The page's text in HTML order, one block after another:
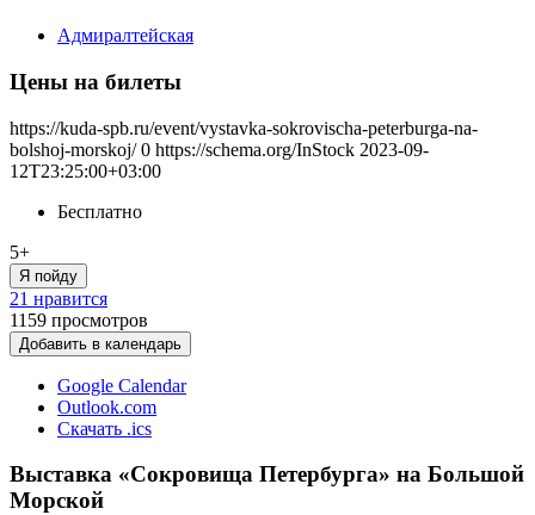
Адмиралтейская
Цены на билеты
https://kuda-spb.ru/event/vystavka-sokrovischa-peterburga-na-
bolshoj-morskoj/ 0 https://schema.org/InStock 2023-09-
12T23:25:00+03:00
Бесплатно
5+
Я пойду
21 нравится
1159 просмотров
Добавить в календарь
Google Calendar
Outlook.com
Скачать .ics
Выставка «Сокровища Петербурга» на Большой
Морской